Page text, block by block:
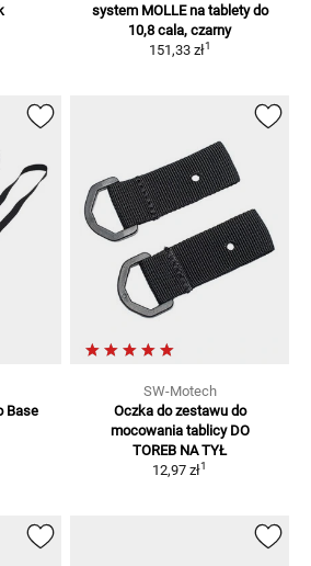
system MOLLE na tablety do
10,8 cala, czarny
151,33 zł1
Base
SW-Motech
Oczka do zestawu do
mocowania tablicy DO
TOREB NA TYŁ
12,97 zł1